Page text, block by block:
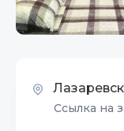
Ссылка на